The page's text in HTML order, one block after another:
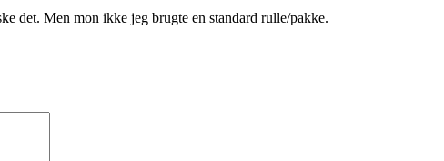
det. Men mon ikke jeg brugte en standard rulle/pakke.